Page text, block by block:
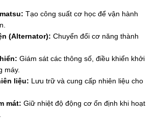
Tạo công suất cơ học để vận hành
(Alternator): Chuyển đổi cơ năng thành
Giám sát các thông số, điều khiển khởi
máy.
liệu: Lưu trữ và cung cấp nhiên liệu cho
mát: Giữ nhiệt độ động cơ ổn định khi hoạt